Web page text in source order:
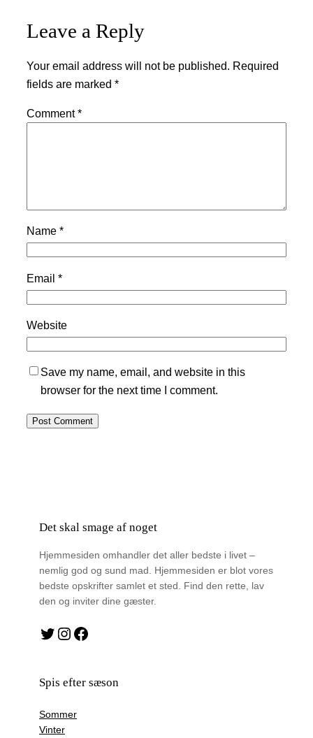
Leave a Reply
Your email address will not be published. Required
fields are marked *
Comment*
Name *
Email *
Website
Save my name, email, and website in this
browser for the next time I comment.
Det skal smage af noget
Hjemmesiden omhandler det aller bedste i livet –
nemlig god og sund mad. Hjemmesiden er blot vores
bedste opskrifter samlet et sted. Find den rette, lav
den og inviter dine gæster.
Twitter Instagram Facebook
Spis efter sæson
Sommer
Vinter